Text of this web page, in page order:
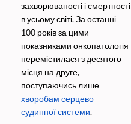
захворюваності і смертності
в усьому світі. За останні
100 років за цими
показниками онкопатологія
перемістилася з десятого
місця на друге,
поступаючись лише
хворобам серцево-
судинної системи.